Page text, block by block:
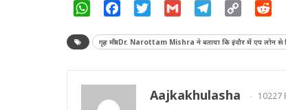
WhatsAppFacebookTwitter Gmail Telegram
Copy
गृह मंत्री Dr. Narottam Mishra ने बताया कि इंदौर में एप लोन से
Aajkakhulasha 10227